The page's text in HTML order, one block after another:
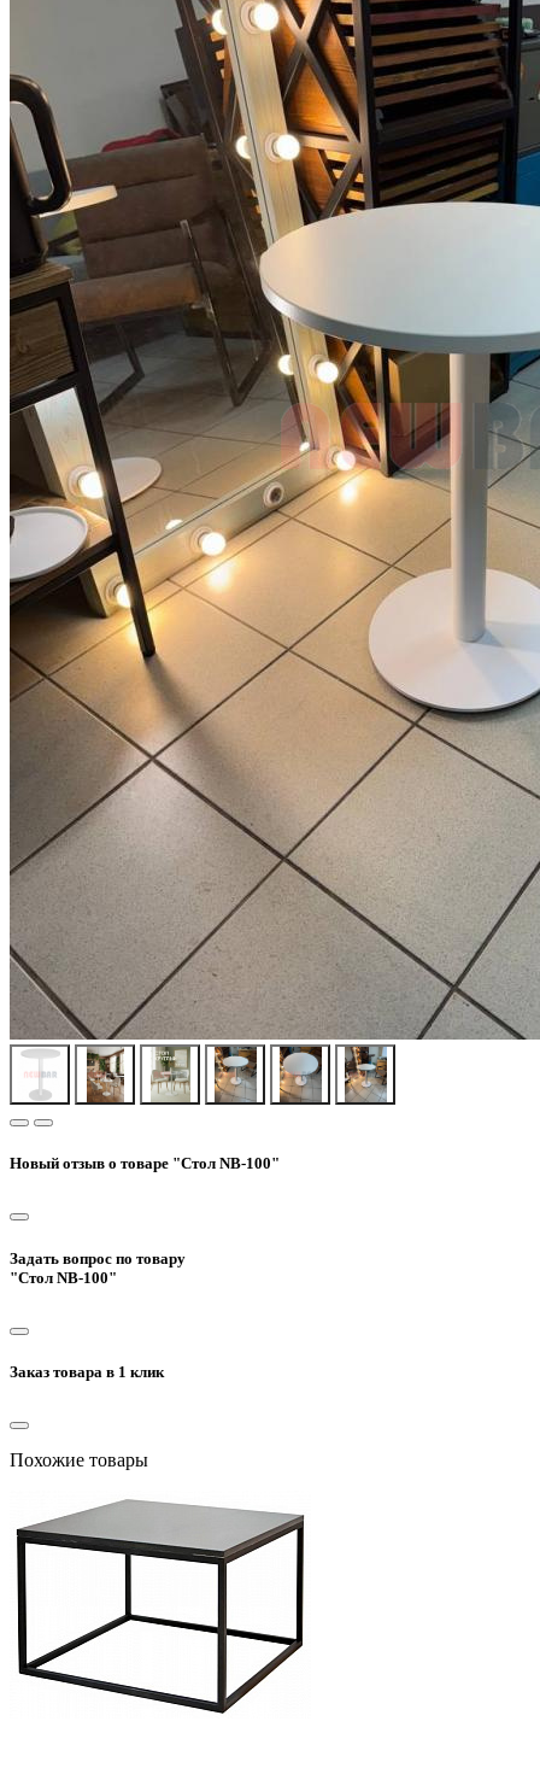
Новый отзыв о товаре "Стол NB-100"
Задать вопрос по товару
"Стол NB-100"
Заказ товара в 1 клик
Похожие товары